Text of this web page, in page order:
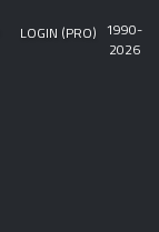
LOGIN (PRO) 1990-
2026